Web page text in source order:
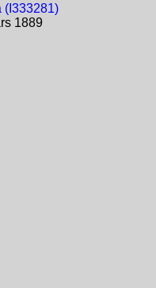
(I333281)
1889